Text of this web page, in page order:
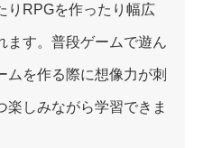
りRPGを作ったり幅広
ます。普段ゲームで遊ん
ムを作る際に想像力が刺
楽しみながら学習できま